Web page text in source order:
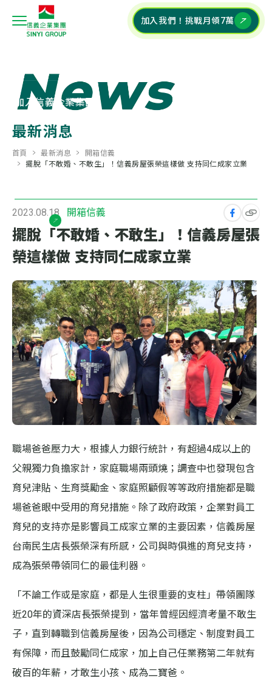
加入信義企業集團
校園深耕計畫
常見問答
加入我們！挑戰月領7萬
最新消息
首頁 最新消息
開箱信義
擺脫「不敢婚、不敢生」！信義房屋張榮這樣做 支持同仁成家立業
2023.08.18 開箱信義
擺脫「不敢婚、不敢生」！信義房屋張
榮這樣做 支持同仁成家立業
職場爸爸壓力大，根據人力銀行統計，有超過4成以上的
父親獨力負擔家計，家庭職場兩頭燒；調查中也發現包含
育兒津貼、生育獎勵金、家庭照顧假等等政府措施都是職
場爸爸眼中受用的育兒措施。除了政府政策，企業對員工
育兒的支持亦是影響員工成家立業的主要因素，信義房屋
台南民生店長張榮深有所感，公司與時俱進的育兒支持，
成為張榮帶領同仁的最佳利器。
「不論工作或是家庭，都是人生很重要的支柱」帶領團隊
近20年的資深店長張榮提到，當年曾經因經濟考量不敢生
子，直到轉職到信義房屋後，因為公司穩定、制度對員工
有保障，而且鼓勵同仁成家，加上自己任業務第二年就有
破百的年薪，才敢生小孩、成為二寶爸。